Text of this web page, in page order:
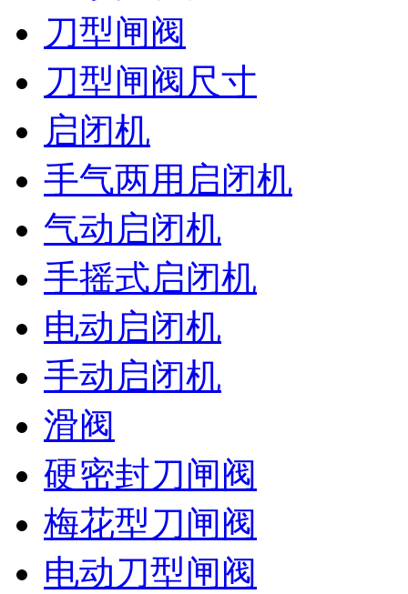
刀型闸阀
刀型闸阀尺寸
启闭机
手气两用启闭机
气动启闭机
手摇式启闭机
电动启闭机
手动启闭机
滑阀
硬密封刀闸阀
梅花型刀闸阀
电动刀型闸阀